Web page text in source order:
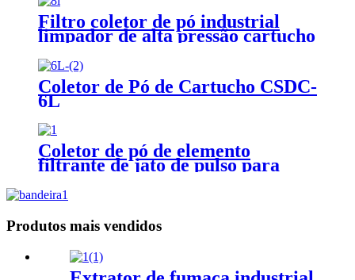
Filtro coletor de pó industrial
limpador de alta pressão cartucho
coletor de pó
Coletor de Pó de Cartucho CSDC-
6L
Coletor de pó de elemento
filtrante de jato de pulso para
medicamentos
Produtos mais vendidos